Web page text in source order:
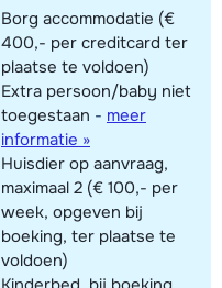
Borg accommodatie (€
400,- per creditcard ter
plaatse te voldoen)
Extra persoon/baby niet
toegestaan - meer
informatie »
Huisdier op aanvraag,
maximaal 2 (€ 100,- per
week, opgeven bij
boeking, ter plaatse te
voldoen)